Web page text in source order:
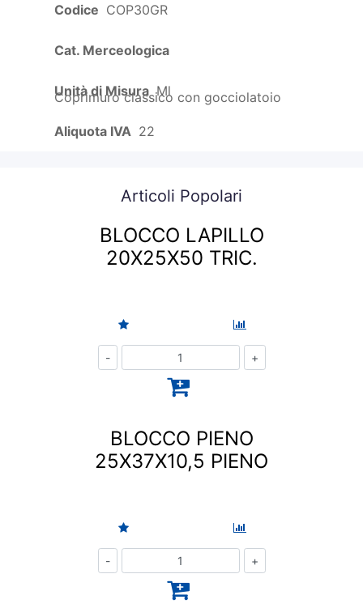
Codice COP30GR
Cat. Merceologica
Coprimuro classico con gocciolatoio
Unità di Misura Ml
Aliquota IVA 22
Articoli Popolari
BLOCCO LAPILLO
20X25X50 TRIC.
BLOCCO PIENO
25X37X10,5 PIENO